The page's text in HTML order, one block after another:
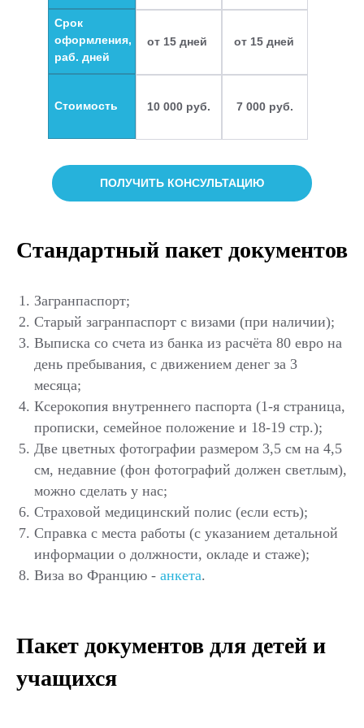
10 000 руб. 7 000 руб.
от 15 дней
Стоимость
Срок
оформления,
раб. дней
от 15 дней
ПОЛУЧИТЬ КОНСУЛЬТАЦИЮ
Стандартный пакет документов
Загранпаспорт;
Старый загранпаспорт с визами (при наличии);
Выписка со счета из банка из расчёта 80 евро на
день пребывания, с движением денег за 3
месяца;
Ксерокопия внутреннего паспорта (1-я страница,
прописки, семейное положение и 18-19 стр.);
Две цветных фотографии размером 3,5 см на 4,5
см, недавние (фон фотографий должен светлым),
можно сделать у нас;
Страховой медицинский полис (если есть);
Справка с места работы (с указанием детальной
информации о должности, окладе и стаже);
Виза во Францию - анкета.
Пакет документов для детей и
учащихся
Загранпаспорт (если гражданин
достиг возраста 14 лет);
Копии всех страниц внутреннего
паспорта, кроме пустых (если
гражданин достиг возраста 14
рождении (даже если есть
собственный загранпаспорт);
действующей шенгенской визы
родителей;
Ксерокопия заверенной
нотариусом доверенности на
выезд ребенка с третьим лицом
или если он выезжает
самостоятельно;
Если ребенка из России вывозит
третье лицо, нужно предоставить
ксерокопию первой страницы
паспорта доверителя + прописку;
Справка из школы или вуза (на
время каникул не требуется);
Две цветных фотографии 35 на 45
Спонсорское письмо от родителя;